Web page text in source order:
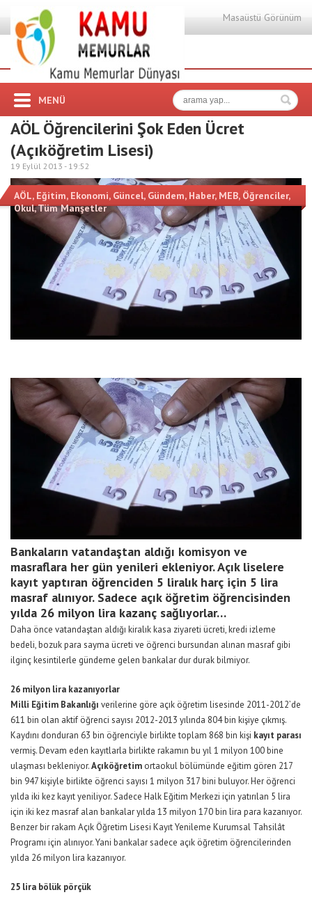
Masaüstü Görünüm
MENÜ
AÖL Öğrencilerini Şok Eden Ücret
(Açıköğretim Lisesi)
19 Eylül 2013 - 19:52
AÖL, Eğitim, Ekonomi, Güncel, Gündem, Haber, MEB, Öğrenciler,
Okul,Tüm Manşetler
Bankaların vatandaştan aldığı komisyon ve
masraflara her gün yenileri ekleniyor. Açık liselere
kayıt yaptıran öğrenciden 5 liralık harç için 5 lira
masraf alınıyor. Sadece açık öğretim öğrencisinden
yılda 26 milyon lira kazanç sağlıyorlar…
Daha önce vatandaştan aldığı kiralık kasa ziyareti ücreti, kredi izleme
bedeli, bozuk para sayma ücreti ve öğrenci bursundan alınan masraf gibi
ilginç kesintilerle gündeme gelen bankalar dur durak bilmiyor.
26 milyon lira kazanıyorlar
Milli Eğitim Bakanlığı verilerine göre açık öğretim lisesinde 2011-2012’de
611 bin olan aktif öğrenci sayısı 2012-2013 yılında 804 bin kişiye çıkmış.
Kaydını donduran 63 bin öğrenciyle birlikte toplam 868 bin kişi kayıt parası
vermiş. Devam eden kayıtlarla birlikte rakamın bu yıl 1 milyon 100 bine
ulaşması bekleniyor.Açıköğretim ortaokul bölümünde eğitim gören 217
bin 947 kişiyle birlikte öğrenci sayısı 1 milyon 317 bini buluyor. Her öğrenci
yılda iki kez kayıt yeniliyor. Sadece Halk Eğitim Merkezi için yatırılan 5 lira
için iki kez masraf alan bankalar yılda 13 milyon 170 bin lira para kazanıyor.
Benzer bir rakam Açık Öğretim Lisesi Kayıt Yenileme Kurumsal Tahsilât
Programı için alınıyor. Yani bankalar sadece açık öğretim öğrencilerinden
yılda 26 milyon lira kazanıyor.
25 lira bölük pörçük